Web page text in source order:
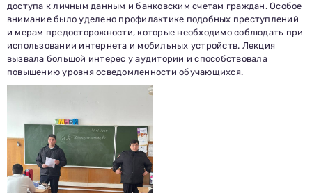
доступа к личным данным и банковским счетам граждан. Особое
внимание было уделено профилактике подобных преступлений
и мерам предосторожности, которые необходимо соблюдать при
использовании интернета и мобильных устройств. Лекция
вызвала большой интерес у аудитории и способствовала
повышению уровня осведомленности обучающихся.
Имя
Телефон
Отправить заявку
Подготовь документы для поступления: паспорт, аттестат,
СНИЛС — подать документы можно онлайн или очно.